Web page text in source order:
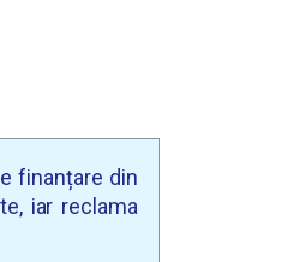
finanțare din
iar reclama